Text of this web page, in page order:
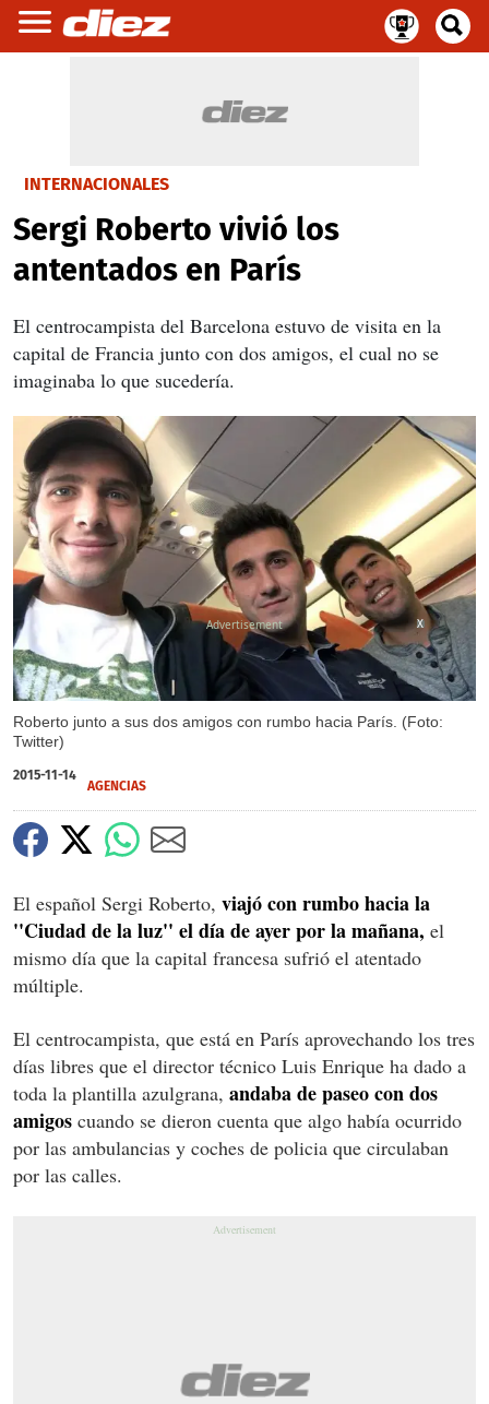
INTERNACIONALES
Sergi Roberto vivió los
antentados en París
El centrocampista del Barcelona estuvo de visita en la
capital de Francia junto con dos amigos, el cual no se
imaginaba lo que sucedería.
Roberto junto a sus dos amigos con rumbo hacia París. (Foto:
Twitter)
X
2015-11-14
AGENCIAS
El español Sergi Roberto, viajó con rumbo hacia la
''Ciudad de la luz'' el día de ayer por la mañana, el
mismo día que la capital francesa sufrió el atentado
múltiple.
El centrocampista, que está en París aprovechando los tres
días libres que el director técnico Luis Enrique ha dado a
toda la plantilla azulgrana, andaba de paseo con dos
amigos cuando se dieron cuenta que algo había ocurrido
por las ambulancias y coches de policia que circulaban
por las calles.